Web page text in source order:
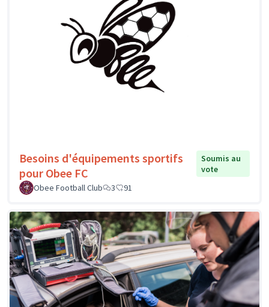
Besoins d'équipements sportifs
pour Obee FC
Soumis au
vote
Obee Football Club
3 91